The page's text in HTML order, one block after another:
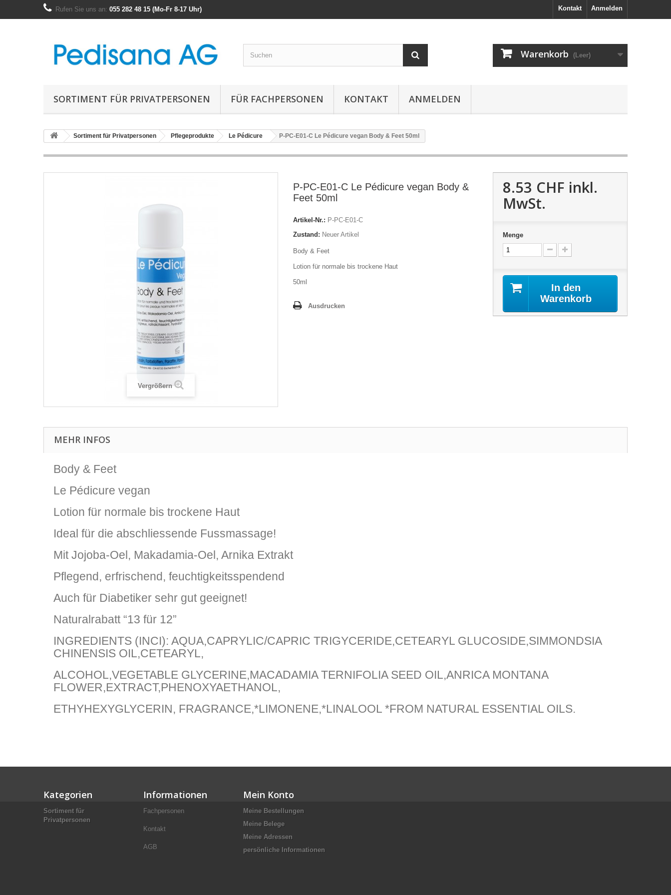
Anmelden
Kontakt
Rufen Sie uns an: 055 282 48 15 (Mo-Fr 8-17 Uhr)
Warenkorb (Leer)
SORTIMENT FÜR PRIVATPERSONEN FÜR FACHPERSONEN KONTAKT ANMELDEN
Sortiment für Privatpersonen Pflegeprodukte Le Pédicure P-PC-E01-C Le Pédicure vegan Body & Feet 50ml
Vergrößern
P-PC-E01-C Le Pédicure vegan Body &
Feet 50ml
Artikel-Nr.: P-PC-E01-C
Zustand: Neuer Artikel
Body & Feet
Lotion für normale bis trockene Haut
50ml
Ausdrucken
8.53 CHF inkl.
MwSt.
Menge
In den
Warenkorb
MEHR INFOS
Body & Feet
Le Pédicure vegan
Lotion für normale bis trockene Haut
Ideal für die abschliessende Fussmassage!
Mit Jojoba-Oel, Makadamia-Oel, Arnika Extrakt
Pflegend, erfrischend, feuchtigkeitsspendend
Auch für Diabetiker sehr gut geeignet!
Naturalrabatt “13 für 12”
INGREDIENTS (INCI): AQUA,CAPRYLIC/CAPRIC TRIGYCERIDE,CETEARYL GLUCOSIDE,SIMMONDSIA
CHINENSIS OIL,CETEARYL,
ALCOHOL,VEGETABLE GLYCERINE,MACADAMIA TERNIFOLIA SEED OIL,ANRICA MONTANA
FLOWER,EXTRACT,PHENOXYAETHANOL,
ETHYHEXYGLYCERIN, FRAGRANCE,*LIMONENE,*LINALOOL *FROM NATURAL ESSENTIAL OILS.
Kategorien
Sortiment für
Privatpersonen
Informationen
Fachpersonen
Kontakt
AGB
Mein Konto
Meine Bestellungen
Meine Belege
Meine Adressen
persönliche Informationen